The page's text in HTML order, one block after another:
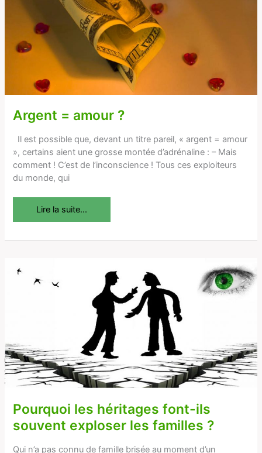
Argent = amour ?
Il est possible que, devant un titre pareil, « argent = amour
», certains aient une grosse montée d’adrénaline : – Mais
comment ! C’est de l’inconscience ! Tous ces exploiteurs
du monde, qui
Lire la suite...
Pourquoi les héritages font-ils
souvent exploser les familles ?
Qui n’a pas connu de famille brisée au moment d’un
les
héritages
les
familles
?